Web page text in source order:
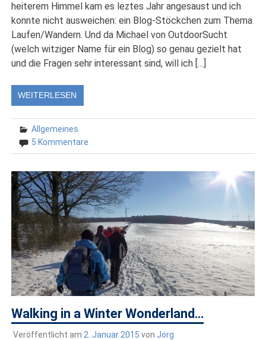
heiterem Himmel kam es leztes Jahr angesaust und ich
konnte nicht ausweichen: ein Blog-Stöckchen zum Thema
Laufen/Wandern. Und da Michael von OutdoorSucht
(welch witziger Name für ein Blog) so genau gezielt hat
und die Fragen sehr interessant sind, will ich […]
WEITERLESEN
Allgemeines
5 Kommentare
Walking in a Winter Wonderland…
Veröffentlicht am 2. Januar 2015 von Jörg